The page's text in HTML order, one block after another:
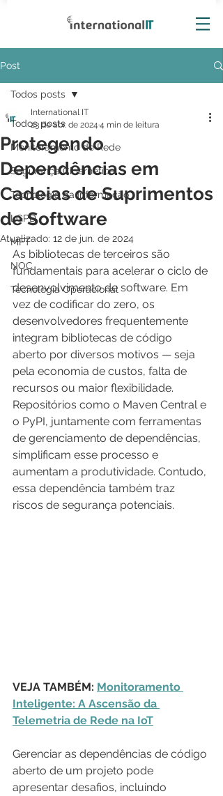
Post
Todos posts
Monitoramento de Rede
Segurança Cibernética
Tecnologia da Informação
LGPD
MFT
NOC
Tecnologia Operacional
Todos posts
Protegendo
Dependências em
Cadeias de Suprimentos
de Software
International IT
23 de abr. de 2024 4 min de leitura
Atualizado: 12 de jun. de 2024
As bibliotecas de terceiros são
fundamentais para acelerar o ciclo de
desenvolvimento de software. Em
vez de codificar do zero, os
desenvolvedores frequentemente
integram bibliotecas de código
aberto por diversos motivos — seja
pela economia de custos, falta de
recursos ou maior flexibilidade.
Repositórios como o Maven Central e
o PyPI, juntamente com ferramentas
de gerenciamento de dependências,
simplificam esse processo e
aumentam a produtividade. Contudo,
essa dependência também traz
riscos de segurança potenciais.
VEJA TAMBÉM: Monitoramento
Inteligente: A Ascensão da
Telemetria de Rede na IoT
Gerenciar as dependências de código
aberto de um projeto pode
apresentar desafios, incluindo